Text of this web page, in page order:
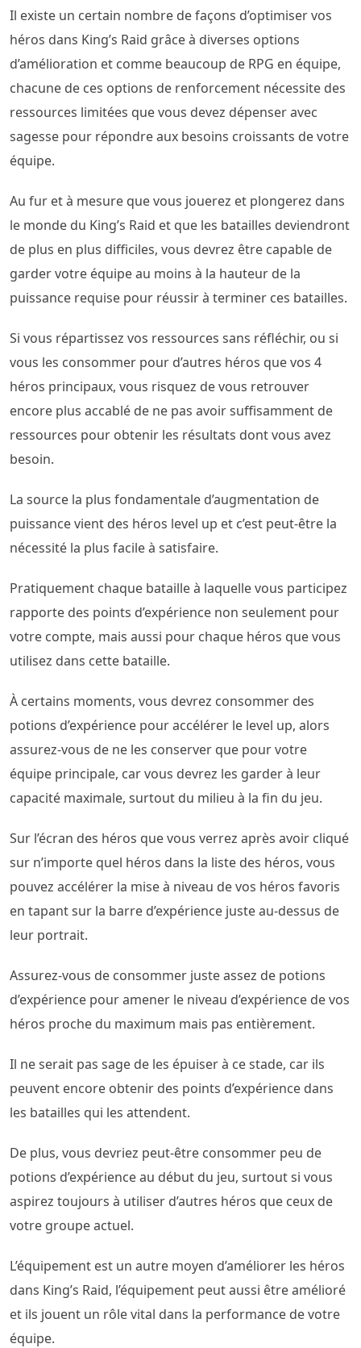
Il existe un certain nombre de façons d’optimiser vos
héros dans King’s Raid grâce à diverses options
d’amélioration et comme beaucoup de RPG en équipe,
chacune de ces options de renforcement nécessite des
ressources limitées que vous devez dépenser avec
sagesse pour répondre aux besoins croissants de votre
équipe.
Au fur et à mesure que vous jouerez et plongerez dans
le monde du King’s Raid et que les batailles deviendront
de plus en plus difficiles, vous devrez être capable de
garder votre équipe au moins à la hauteur de la
puissance requise pour réussir à terminer ces batailles.
Si vous répartissez vos ressources sans réfléchir, ou si
vous les consommer pour d’autres héros que vos 4
héros principaux, vous risquez de vous retrouver
encore plus accablé de ne pas avoir suffisamment de
ressources pour obtenir les résultats dont vous avez
besoin.
La source la plus fondamentale d’augmentation de
puissance vient des héros level up et c’est peut-être la
nécessité la plus facile à satisfaire.
Pratiquement chaque bataille à laquelle vous participez
rapporte des points d’expérience non seulement pour
votre compte, mais aussi pour chaque héros que vous
utilisez dans cette bataille.
À certains moments, vous devrez consommer des
potions d’expérience pour accélérer le level up, alors
assurez-vous de ne les conserver que pour votre
équipe principale, car vous devrez les garder à leur
capacité maximale, surtout du milieu à la fin du jeu.
Sur l’écran des héros que vous verrez après avoir cliqué
sur n’importe quel héros dans la liste des héros, vous
pouvez accélérer la mise à niveau de vos héros favoris
en tapant sur la barre d’expérience juste au-dessus de
leur portrait.
Assurez-vous de consommer juste assez de potions
d’expérience pour amener le niveau d’expérience de vos
héros proche du maximum mais pas entièrement.
Il ne serait pas sage de les épuiser à ce stade, car ils
peuvent encore obtenir des points d’expérience dans
les batailles qui les attendent.
De plus, vous devriez peut-être consommer peu de
potions d’expérience au début du jeu, surtout si vous
aspirez toujours à utiliser d’autres héros que ceux de
votre groupe actuel.
L’équipement est un autre moyen d’améliorer les héros
dans King’s Raid, l’équipement peut aussi être amélioré
et ils jouent un rôle vital dans la performance de votre
équipe.